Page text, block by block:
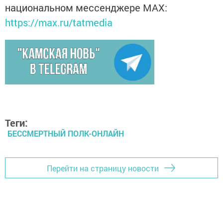
национальном мессенджере MАХ:
https://max.ru/tatmedia
Теги:
БЕССМЕРТНЫЙ ПОЛК-ОНЛАЙН
Перейти на страницу новости